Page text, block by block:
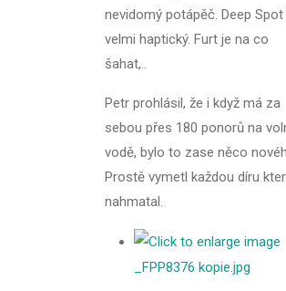
nevidomý potápěč. Deep Spot
velmi haptický. Furt je na co
šahat,..
Petr prohlásil, že i když má za
sebou přes 180 ponorů na
vodě, bylo to zase něco
Prostě vymetl každou díru
nahmatal.